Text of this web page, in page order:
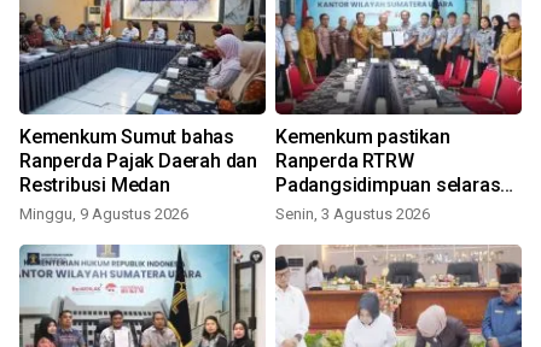
Kemenkum Sumut bahas
Ranperda Pajak Daerah dan
Restribusi Medan
Minggu, 9 Agustus 2026
Kemenkum pastikan
Ranperda RTRW
Padangsidimpuan selaras
peraturan
Senin, 3 Agustus 2026